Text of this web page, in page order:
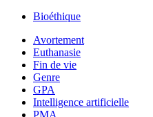
Bioéthique
Avortement
Euthanasie
Fin de vie
Genre
GPA
Intelligence artificielle
PMA